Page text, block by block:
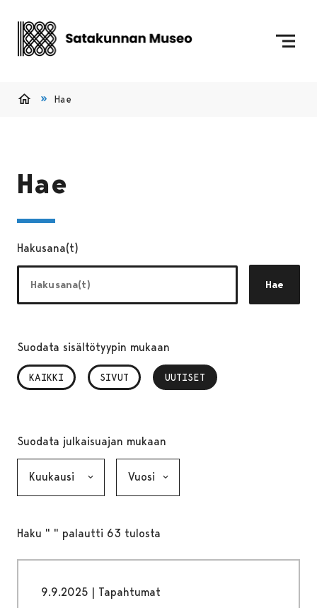
Hae
Hae
Hakusana(t)
Hae
Suodata sisältötyypin mukaan
KAIKKI SIVUT UUTISET
, VALITTU
Suodata julkaisuajan mukaan
Haku " " palautti 63 tulosta
9.9.2025 | Tapahtumat